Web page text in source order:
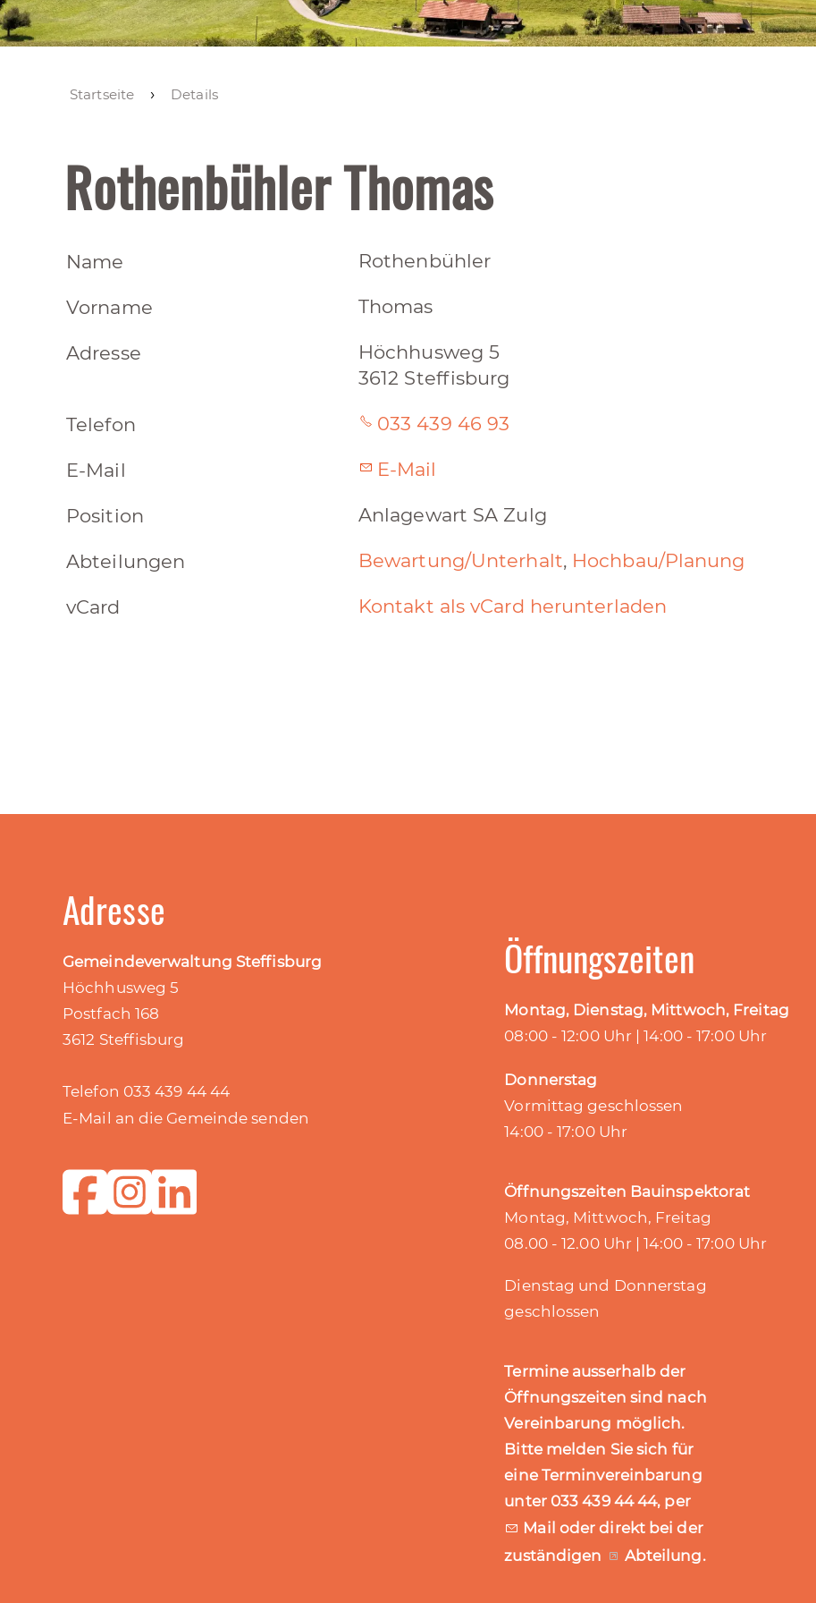
Startseite Details
Rothenbühler Thomas
Name Rothenbühler
Vorname Thomas
Adresse
Höchhusweg 5
3612 Steffisburg
Telefon 033 439 46 93
E-Mail E-Mail
Position Anlagewart SA Zulg
Abteilungen Bewartung/Unterhalt, Hochbau/Planung
vCard Kontakt als vCard herunterladen
Adresse
Gemeindeverwaltung Steffisburg
Höchhusweg 5
Postfach 168
3612 Steffisburg
Telefon 033 439 44 44
E-Mail an die Gemeinde senden
Öffnungszeiten
Montag, Dienstag, Mittwoch, Freitag
08:00 - 12:00 Uhr | 14:00 - 17:00 Uhr
Donnerstag
Vormittag geschlossen
14:00 - 17:00 Uhr
Öffnungszeiten Bauinspektorat
Montag, Mittwoch, Freitag
08.00 - 12.00 Uhr | 14:00 - 17:00 Uhr
Dienstag und Donnerstag
geschlossen
Termine ausserhalb der
Öffnungszeiten sind nach
Vereinbarung möglich.
Bitte melden Sie sich für
eine Terminvereinbarung
unter 033 439 44 44, per
Mail oder direkt bei der
zuständigen
Abteilung.